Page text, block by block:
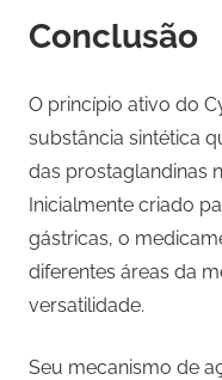
Conclusão
O princípio ativo do
substância sintética
das prostaglandinas
Inicialmente criado
gástricas, o
diferentes áreas da
versatilidade.
Seu mecanismo de